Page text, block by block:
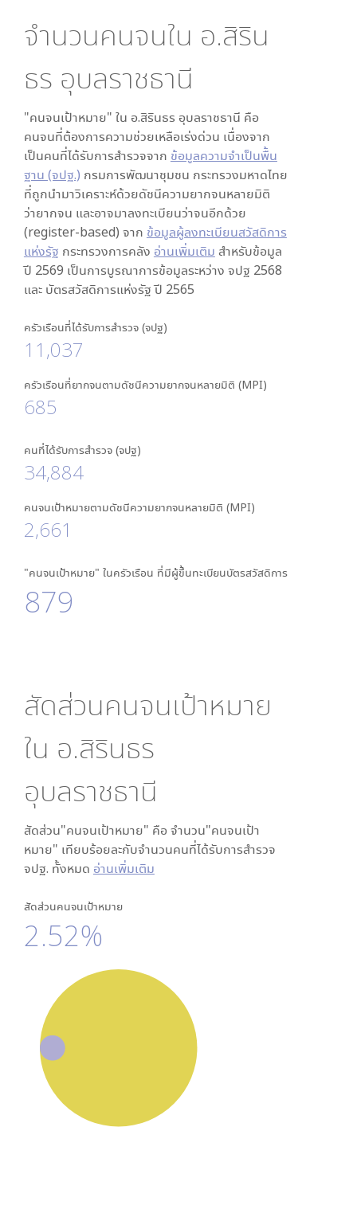
จำนวนคนจนใน อ.สิริน
ธร อุบลราชธานี
"คนจนเป้าหมาย" ใน อ.สิรินธร อุบลราชธานี คือ
คนจนที่ต้องการความช่วยเหลือเร่งด่วน เนื่องจาก
เป็นคนที่ได้รับการสำรวจจาก ข้อมูลความจำเป็นพื้น
ฐาน (จปฐ.) กรมการพัฒนาชุมชน กระทรวงมหาดไทย
ที่ถูกนำมาวิเคราะห์ด้วยดัชนีความยากจนหลายมิติ
ว่ายากจน และอาจมาลงทะเบียนว่าจนอีกด้วย
(register-based) จาก ข้อมูลผู้ลงทะเบียนสวัสดิการ
แห่งรัฐ กระทรวงการคลัง อ่านเพิ่มเติม สำหรับข้อมูล
ปี 2569 เป็นการบูรณาการข้อมูลระหว่าง จปฐ 2568
และ บัตรสวัสดิการแห่งรัฐ ปี 2565
ครัวเรือนที่ได้รับการสำรวจ (จปฐ)
11,037
ครัวเรือนที่ยากจนตามดัชนีความยากจนหลายมิติ (MPI)
685
คนที่ได้รับการสำรวจ (จปฐ)
34,884
คนจนเป้าหมายตามดัชนีความยากจนหลายมิติ (MPI)
2,661
"คนจนเป้าหมาย" ในครัวเรือน ที่มีผู้ขึ้นทะเบียนบัตรสวัสดิการ
879
สัดส่วนคนจนเป้าหมาย
ใน อ.สิรินธร
อุบลราชธานี
สัดส่วน"คนจนเป้าหมาย" คือ จำนวน"คนจนเป้า
หมาย" เทียบร้อยละกับจำนวนคนที่ได้รับการสำรวจ
จปฐ. ทั้งหมด อ่านเพิ่มเติม
สัดส่วนคนจนเป้าหมาย
2.52%